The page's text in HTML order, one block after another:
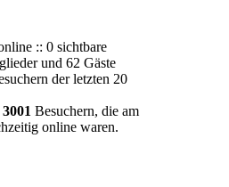
:: 0 sichtbare
und 62 Gäste
der letzten 20
3001 Besuchern, die am
online waren.